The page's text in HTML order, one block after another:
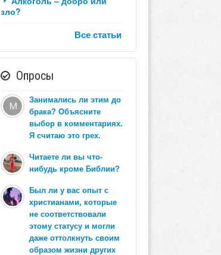
зло?
Все статьи
Опросы
Занимались ли этим до
брака? Объясните
выбор в комментариях.
Я считаю это грех.
Читаете ли вы что-
нибудь кроме Библии?
Был ли у вас опыт с
христианами, которые
не соответствовали
этому статусу и могли
даже оттолкнуть своим
образом жизни других